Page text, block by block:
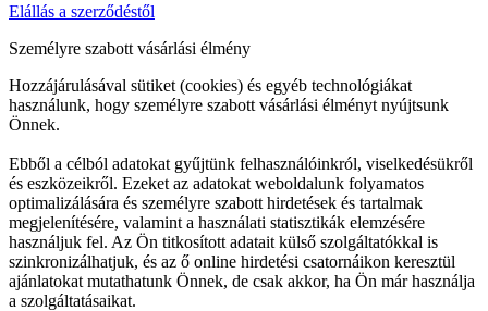
Elállás a szerződéstől
Személyre szabott vásárlási élmény
Hozzájárulásával sütiket (cookies) és egyéb technológiákat
használunk, hogy személyre szabott vásárlási élményt nyújtsunk
Önnek.
Ebből a célból adatokat gyűjtünk felhasználóinkról, viselkedésükről
és eszközeikről. Ezeket az adatokat weboldalunk folyamatos
optimalizálására és személyre szabott hirdetések és tartalmak
megjelenítésére, valamint a használati statisztikák elemzésére
használjuk fel. Az Ön titkosított adatait külső szolgáltatókkal is
szinkronizálhatjuk, és az ő online hirdetési csatornáikon keresztül
ajánlatokat mutathatunk Önnek, de csak akkor, ha Ön már használja
a szolgáltatásaikat.